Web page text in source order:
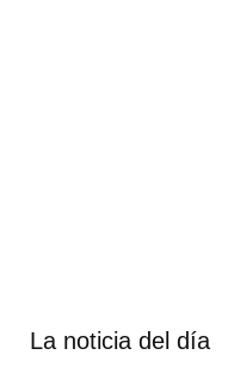
La noticia del día